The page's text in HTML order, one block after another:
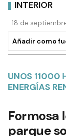
INTERIOR
18 de
Añadir como
UNOS 11000
ENERGÍAS
Formosa
parque